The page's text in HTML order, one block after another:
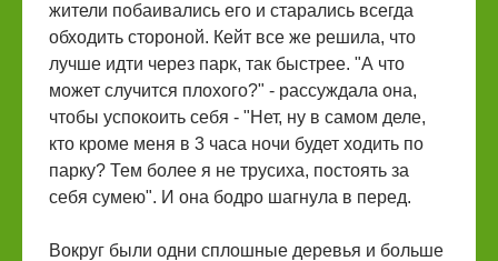
жители побаивались его и старались всегда
обходить стороной. Кейт все же решила, что
лучше идти через парк, так быстрее. "А что
может случится плохого?" - рассуждала она,
чтобы успокоить себя - "Нет, ну в самом деле,
кто кроме меня в 3 часа ночи будет ходить по
парку? Тем более я не трусиха, постоять за
себя сумею". И она бодро шагнула в перед.
Вокруг были одни сплошные деревья и больше